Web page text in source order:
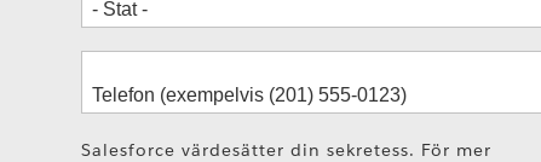
Salesforce värdesätter din sekretess. För mer